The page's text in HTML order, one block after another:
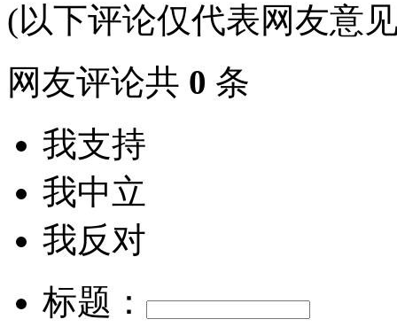
(以下评论仅代表网友意
网友评论共 0 条
我支持
我中立
我反对
标题：